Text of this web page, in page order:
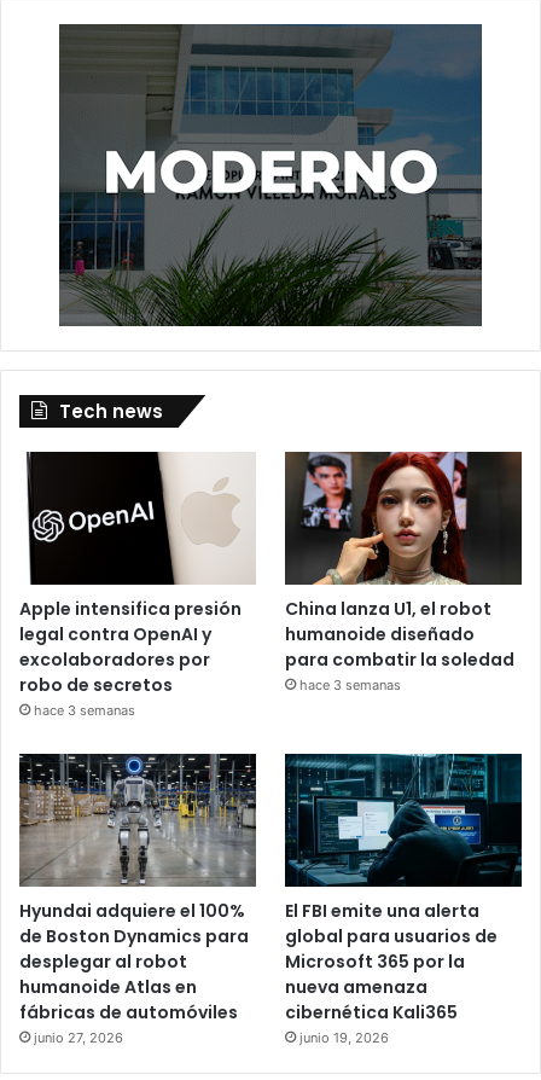
Tech news
Apple intensifica presión
legal contra OpenAI y
excolaboradores por
robo de secretos
hace 3 semanas
China lanza U1, el robot
humanoide diseñado
para combatir la soledad
hace 3 semanas
Hyundai adquiere el 100%
de Boston Dynamics para
desplegar al robot
humanoide Atlas en
fábricas de automóviles
junio 27, 2026
El FBI emite una alerta
global para usuarios de
Microsoft 365 por la
nueva amenaza
cibernética Kali365
junio 19, 2026